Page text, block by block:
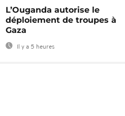
L’Ouganda autorise le
déploiement de troupes à
Gaza
Il y a 5 heures